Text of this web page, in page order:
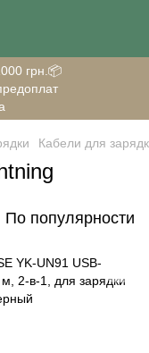
грн.📦
Кабели для
По популярности